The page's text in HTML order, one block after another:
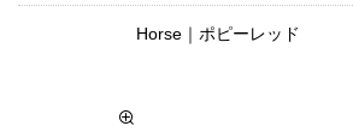
Horse｜ポピーレッド